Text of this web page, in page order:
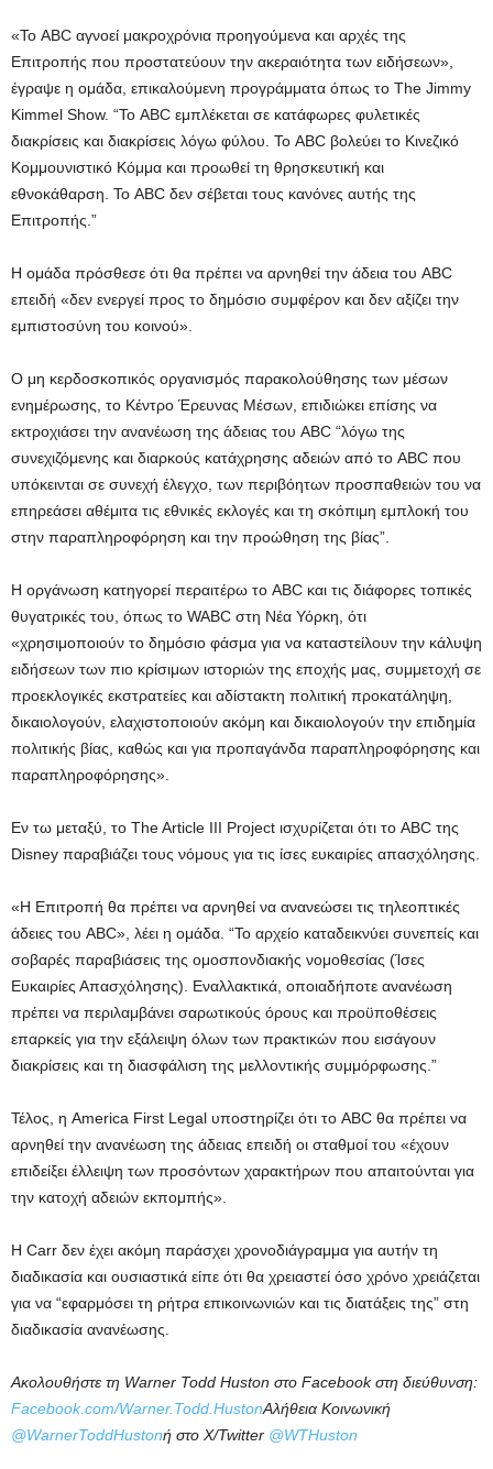
«Το ABC αγνοεί μακροχρόνια προηγούμενα και αρχές της
Επιτροπής που προστατεύουν την ακεραιότητα των ειδήσεων»,
έγραψε η ομάδα, επικαλούμενη προγράμματα όπως το The Jimmy
Kimmel Show. “Το ABC εμπλέκεται σε κατάφωρες φυλετικές
διακρίσεις και διακρίσεις λόγω φύλου. Το ABC βολεύει το Κινεζικό
Κομμουνιστικό Κόμμα και προωθεί τη θρησκευτική και
εθνοκάθαρση. Το ABC δεν σέβεται τους κανόνες αυτής της
Επιτροπής.”
Η ομάδα πρόσθεσε ότι θα πρέπει να αρνηθεί την άδεια του ABC
επειδή «δεν ενεργεί προς το δημόσιο συμφέρον και δεν αξίζει την
εμπιστοσύνη του κοινού».
Ο μη κερδοσκοπικός οργανισμός παρακολούθησης των μέσων
ενημέρωσης, το Κέντρο Έρευνας Μέσων, επιδιώκει επίσης να
εκτροχιάσει την ανανέωση της άδειας του ABC “λόγω της
συνεχιζόμενης και διαρκούς κατάχρησης αδειών από το ABC που
υπόκεινται σε συνεχή έλεγχο, των περιβόητων προσπαθειών του να
επηρεάσει αθέμιτα τις εθνικές εκλογές και τη σκόπιμη εμπλοκή του
στην παραπληροφόρηση και την προώθηση της βίας”.
Η οργάνωση κατηγορεί περαιτέρω το ABC και τις διάφορες τοπικές
θυγατρικές του, όπως το WABC στη Νέα Υόρκη, ότι
«χρησιμοποιούν το δημόσιο φάσμα για να καταστείλουν την κάλυψη
ειδήσεων των πιο κρίσιμων ιστοριών της εποχής μας, συμμετοχή σε
προεκλογικές εκστρατείες και αδίστακτη πολιτική προκατάληψη,
δικαιολογούν, ελαχιστοποιούν ακόμη και δικαιολογούν την επιδημία
πολιτικής βίας, καθώς και για προπαγάνδα παραπληροφόρησης και
παραπληροφόρησης».
Εν τω μεταξύ, το The Article III Project ισχυρίζεται ότι το ABC της
Disney παραβιάζει τους νόμους για τις ίσες ευκαιρίες απασχόλησης.
«Η Επιτροπή θα πρέπει να αρνηθεί να ανανεώσει τις τηλεοπτικές
άδειες του ABC», λέει η ομάδα. “Το αρχείο καταδεικνύει συνεπείς και
σοβαρές παραβιάσεις της ομοσπονδιακής νομοθεσίας (Ίσες
Ευκαιρίες Απασχόλησης). Εναλλακτικά, οποιαδήποτε ανανέωση
πρέπει να περιλαμβάνει σαρωτικούς όρους και προϋποθέσεις
επαρκείς για την εξάλειψη όλων των πρακτικών που εισάγουν
διακρίσεις και τη διασφάλιση της μελλοντικής συμμόρφωσης.”
Τέλος, η America First Legal υποστηρίζει ότι το ABC θα πρέπει να
αρνηθεί την ανανέωση της άδειας επειδή οι σταθμοί του «έχουν
επιδείξει έλλειψη των προσόντων χαρακτήρων που απαιτούνται για
την κατοχή αδειών εκπομπής».
Η Carr δεν έχει ακόμη παράσχει χρονοδιάγραμμα για αυτήν τη
διαδικασία και ουσιαστικά είπε ότι θα χρειαστεί όσο χρόνο χρειάζεται
για να “εφαρμόσει τη ρήτρα επικοινωνιών και τις διατάξεις της” στη
διαδικασία ανανέωσης.
Ακολουθήστε τη Warner Todd Huston στο Facebook στη διεύθυνση:
Facebook.com/Warner.Todd.HustonΑλήθεια Κοινωνική
@WarnerToddHustonή στο X/Twitter @WTHuston